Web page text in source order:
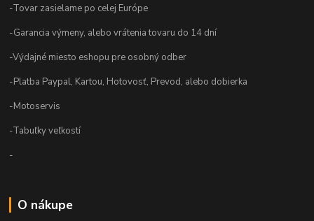
-Tovar zasielame po celej Európe
-Garancia výmeny, alebo vrátenia tovaru do 14 dní
-Výdajné miesto eshopu pre osobný odber
-Platba Paypal, Kartou, Hotovosť, Prevod, alebo dobierka
-Motoservis
-Tabuľky veľkostí
-
O nákupe